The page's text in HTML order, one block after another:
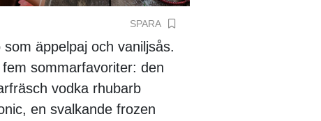
SPARA
äppelpaj och vaniljsås.
sommarfavoriter: den
vodka rhubarb
en svalkande frozen